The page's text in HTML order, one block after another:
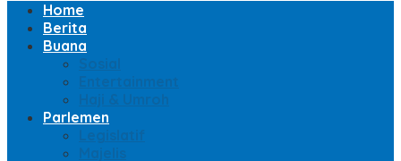
Home
Berita
Buana
Sosial
Entertainment
Haji & Umroh
Parlemen
Legislatif
Majelis